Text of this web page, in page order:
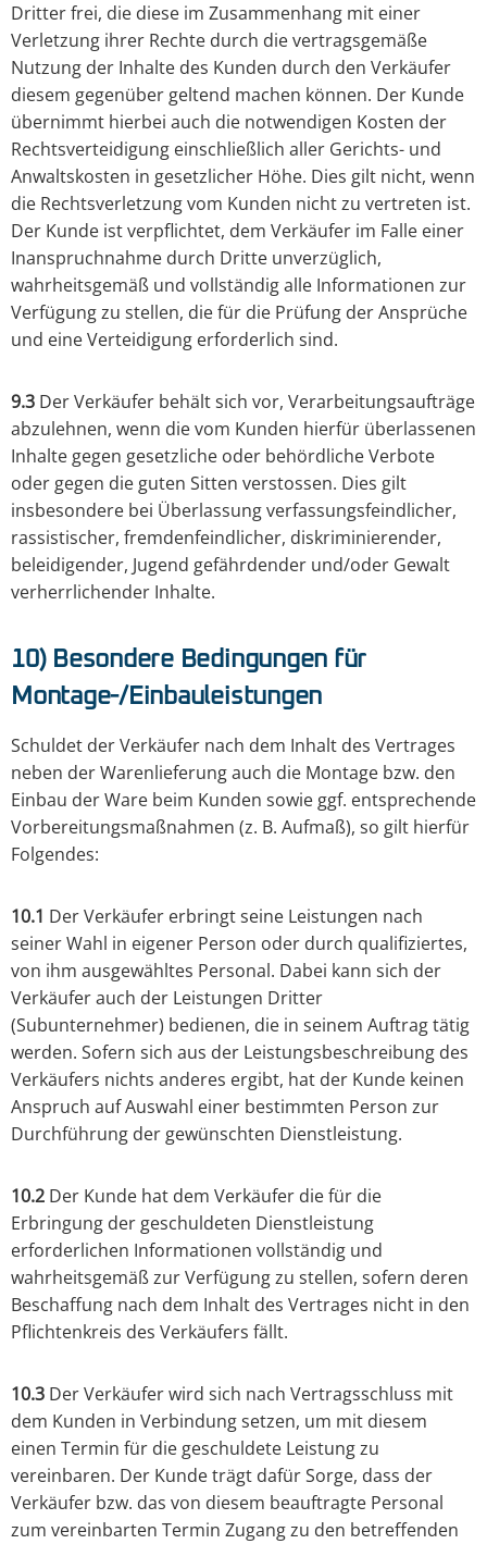
Dritter frei, die diese im Zusammenhang mit einer
Verletzung ihrer Rechte durch die vertragsgemäße
Nutzung der Inhalte des Kunden durch den Verkäufer
diesem gegenüber geltend machen können. Der Kunde
übernimmt hierbei auch die notwendigen Kosten der
Rechtsverteidigung einschließlich aller Gerichts- und
Anwaltskosten in gesetzlicher Höhe. Dies gilt nicht, wenn
die Rechtsverletzung vom Kunden nicht zu vertreten ist.
Der Kunde ist verpflichtet, dem Verkäufer im Falle einer
Inanspruchnahme durch Dritte unverzüglich,
wahrheitsgemäß und vollständig alle Informationen zur
Verfügung zu stellen, die für die Prüfung der Ansprüche
und eine Verteidigung erforderlich sind.
9.3 Der Verkäufer behält sich vor, Verarbeitungsaufträge
abzulehnen, wenn die vom Kunden hierfür überlassenen
Inhalte gegen gesetzliche oder behördliche Verbote
oder gegen die guten Sitten verstossen. Dies gilt
insbesondere bei Überlassung verfassungsfeindlicher,
rassistischer, fremdenfeindlicher, diskriminierender,
beleidigender, Jugend gefährdender und/oder Gewalt
verherrlichender Inhalte.
10) Besondere Bedingungen für
Montage-/Einbauleistungen
Schuldet der Verkäufer nach dem Inhalt des Vertrages
neben der Warenlieferung auch die Montage bzw. den
Einbau der Ware beim Kunden sowie ggf. entsprechende
Vorbereitungsmaßnahmen (z. B. Aufmaß), so gilt hierfür
Folgendes:
10.1 Der Verkäufer erbringt seine Leistungen nach
seiner Wahl in eigener Person oder durch qualifiziertes,
von ihm ausgewähltes Personal. Dabei kann sich der
Verkäufer auch der Leistungen Dritter
(Subunternehmer) bedienen, die in seinem Auftrag tätig
werden. Sofern sich aus der Leistungsbeschreibung des
Verkäufers nichts anderes ergibt, hat der Kunde keinen
Anspruch auf Auswahl einer bestimmten Person zur
Durchführung der gewünschten Dienstleistung.
10.2 Der Kunde hat dem Verkäufer die für die
Erbringung der geschuldeten Dienstleistung
erforderlichen Informationen vollständig und
wahrheitsgemäß zur Verfügung zu stellen, sofern deren
Beschaffung nach dem Inhalt des Vertrages nicht in den
Pflichtenkreis des Verkäufers fällt.
10.3 Der Verkäufer wird sich nach Vertragsschluss mit
dem Kunden in Verbindung setzen, um mit diesem
einen Termin für die geschuldete Leistung zu
vereinbaren. Der Kunde trägt dafür Sorge, dass der
Verkäufer bzw. das von diesem beauftragte Personal
zum vereinbarten Termin Zugang zu den betreffenden